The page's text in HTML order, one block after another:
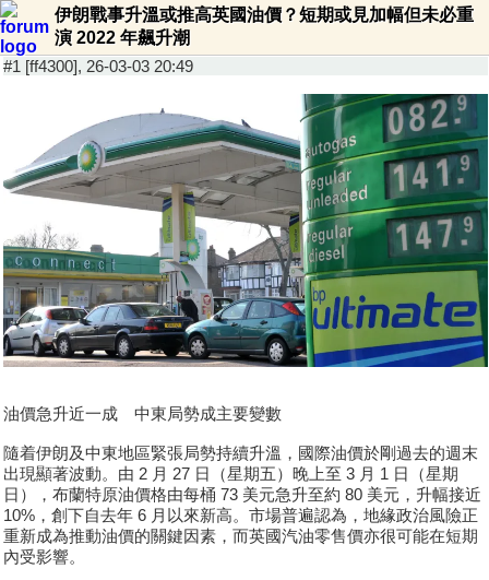
伊朗戰事升溫或推高英國油價？短期或見加幅但未必重
演 2022 年飆升潮
#1 [ff4300], 26-03-03 20:49
油價急升近一成 中東局勢成主要變數
隨着伊朗及中東地區緊張局勢持續升溫，國際油價於剛過去的週末
出現顯著波動。由 2 月 27 日（星期五）晚上至 3 月 1 日（星期
日），布蘭特原油價格由每桶 73 美元急升至約 80 美元，升幅接近
10%，創下自去年 6 月以來新高。市場普遍認為，地緣政治風險正
重新成為推動油價的關鍵因素，而英國汽油零售價亦很可能在短期
內受影響。